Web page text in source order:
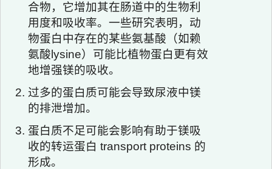
合物，它增加其在肠道中的生物利
用度和吸收率。一些研究表明，动
物蛋白中存在的某些氨基酸（如赖
氨酸lysine）可能比植物蛋白更有效
地增强镁的吸收。
过多的蛋白质可能会导致尿液中镁
的排泄增加。
蛋白质不足可能会影响有助于镁吸
收的转运蛋白 transport proteins 的
形成。